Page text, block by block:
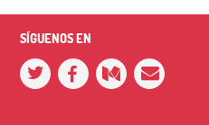
SÍGUENOS EN